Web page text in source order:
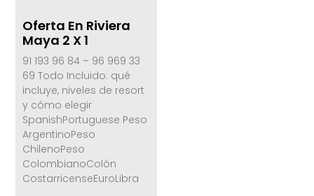
Oferta En Riviera
Maya 2 X 1
91 193 96 84 – 96 969 33
69 Todo Incluido: qué
incluye, niveles de resort
y cómo elegir
SpanishPortuguese Peso
ArgentinoPeso
ChilenoPeso
ColombianoColón
CostarricenseEuroLibra